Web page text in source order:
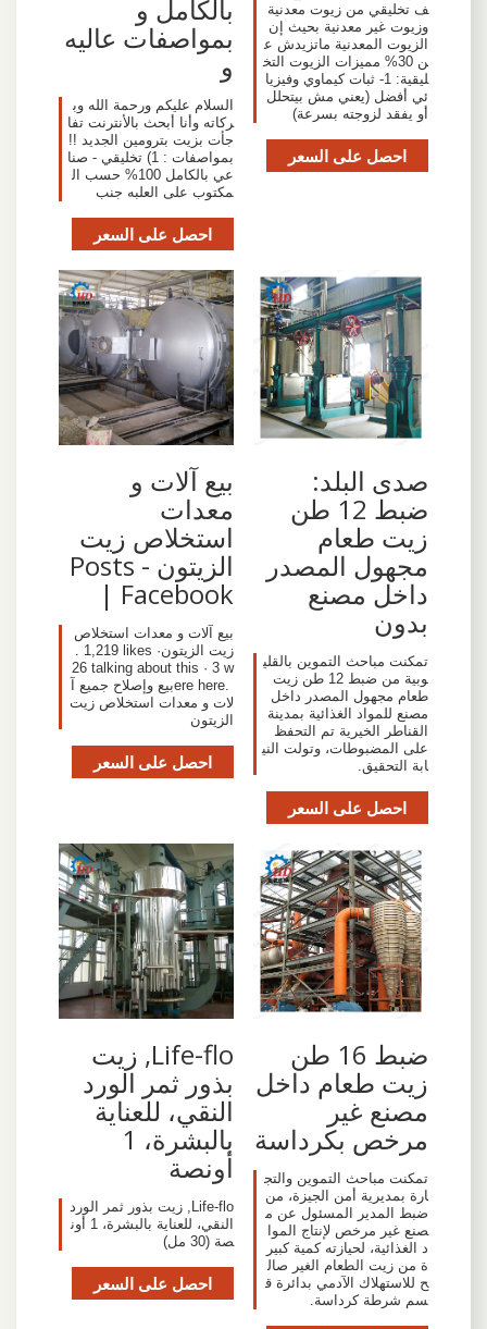
ف تخليقي من زيوت معدنية
وزيوت غير معدنية بحيث إن
الزيوت المعدنية ماتزيدش ع
ن 30% مميزات الزيوت التخ
ليقية: 1- ثبات كيماوي وفيزيا
ئي أفضل (يعني مش بيتحلل
أو يفقد لزوجته بسرعة)
احصل على السعر
بالكامل و
بمواصفات عاليه
و
السلام عليكم ورحمة الله وب
ركاته وأنا أبحث بالأنترنت تفا
جأت بزيت بترومين الجديد !!
بمواصفات : 1) تخليقي - صنا
عي بالكامل 100% حسب ال
مكتوب على العلبه جنب
احصل على السعر
صدى البلد:
ضبط 12 طن
زيت طعام
مجهول المصدر
داخل مصنع
بدون
تمكنت مباحث التموين بالقلي
وبية من ضبط 12 طن زيت
طعام مجهول المصدر داخل
مصنع للمواد الغذائية بمدينة
القناطر الخيرية تم التحفظ
على المضبوطات، وتولت الني
ابة التحقيق.
احصل على السعر
‫بيع آلات و
معدات
استخلاص زيت
الزيتون - Posts
| Facebook‬
‎بيع آلات و معدات استخلاص
زيت الزيتون‎. 1,219 likes ·
26 talking about this · 3 w
ere here. ‎بيع وإصلاح جميع آ
لات و معدات استخلاص زيت
الزيتون‎
احصل على السعر
ضبط 16 طن
زيت طعام داخل
مصنع غير
مرخص بكرداسة
تمكنت مباحث التموين والتج
ارة بمديرية أمن الجيزة، من
ضبط المدير المسئول عن م
صنع غير مرخص لإنتاج الموا
د الغذائية، لحيازته كمية كبير
ة من زيت الطعام الغير صال
ح للاستهلاك الآدمي بدائرة ق
سم شرطة كرداسة.
Life-flo, زيت
بذور ثمر الورد
النقي، للعناية
بالبشرة، 1
أونصة
Life-flo, زيت بذور ثمر الورد
النقي، للعناية بالبشرة، 1 أون
صة (30 مل)
احصل على السعر